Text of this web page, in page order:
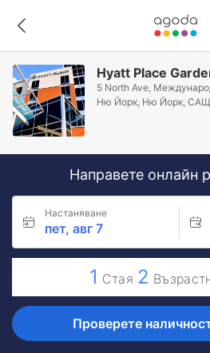
Hyatt Place
5 North Ave,
Ню Йорк, Ню Йорк,
Направете онлайн
Настаняване
пет, авг 7
1 Стая 2
Проверете